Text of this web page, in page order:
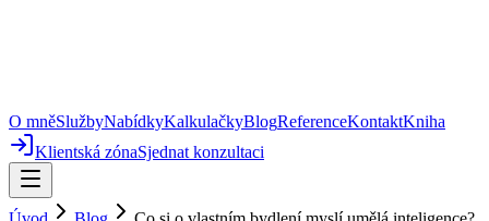
O mněSlužbyNabídkyKalkulačkyBlogReferenceKontaktKniha
Klientská zónaSjednat konzultaci